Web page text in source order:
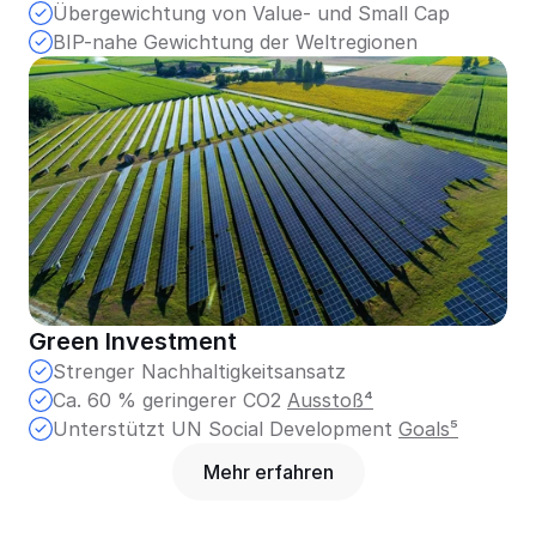
Übergewichtung von Value- und Small Cap
BIP-nahe Gewichtung der Weltregionen
Green Investment
Strenger Nachhaltigkeitsansatz
Ca. 60 % geringerer CO2 Ausstoß⁴
Unterstützt UN Social Development Goals⁵
Mehr erfahren